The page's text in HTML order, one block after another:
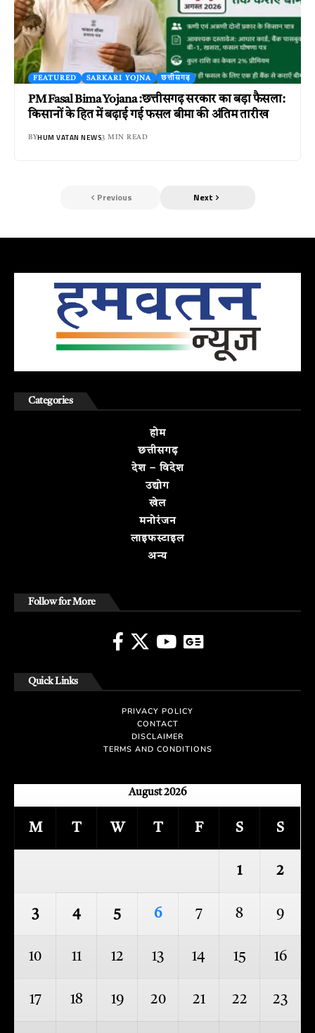
FEATURED SARKARI YOJNA छत्तीसगढ़
PM Fasal Bima Yojana :छत्तीसगढ़ सरकार का बड़ा फैसला:
किसानों के हित में बढ़ाई गई फसल बीमा की अंतिम तारीख
BYHUM VATAN NEWS3 MIN READ
Previous Next
Categories
होम
छत्तीसगढ़
देश – विदेश
उद्योग
खेल
मनोरंजन
लाइफस्टाइल
अन्य
Follow for More
Quick Links
PRIVACY POLICY
CONTACT
DISCLAIMER
TERMS AND CONDITIONS
August 2026
M T W T F S S
1 2
3 4 5 6 7 8 9
10 11 12 13 14 15 16
17 18 19 20 21 22 23